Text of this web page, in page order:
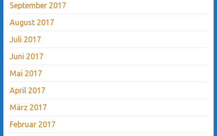
September 2017
August 2017
Juli 2017
Juni 2017
Mai 2017
April 2017
März 2017
Februar 2017